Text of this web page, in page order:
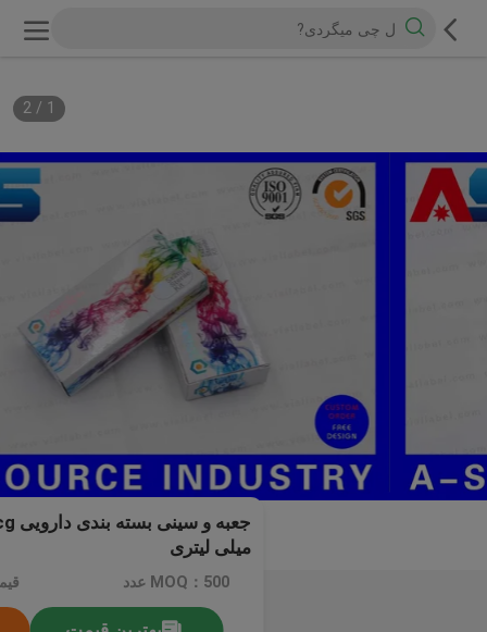
1
/
2
میلی لیتری
MOQ：500 عدد